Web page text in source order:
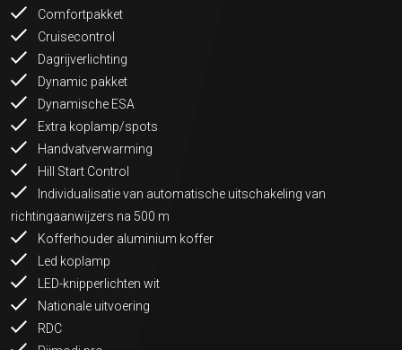
Comfortpakket
Cruisecontrol
Dagrijverlichting
Dynamic pakket
Dynamische ESA
Extra koplamp/spots
Handvatverwarming
Hill Start Control
Individualisatie van automatische uitschakeling van
richtingaanwijzers na 500 m
Kofferhouder aluminium koffer
Led koplamp
LED-knipperlichten wit
Nationale uitvoering
RDC